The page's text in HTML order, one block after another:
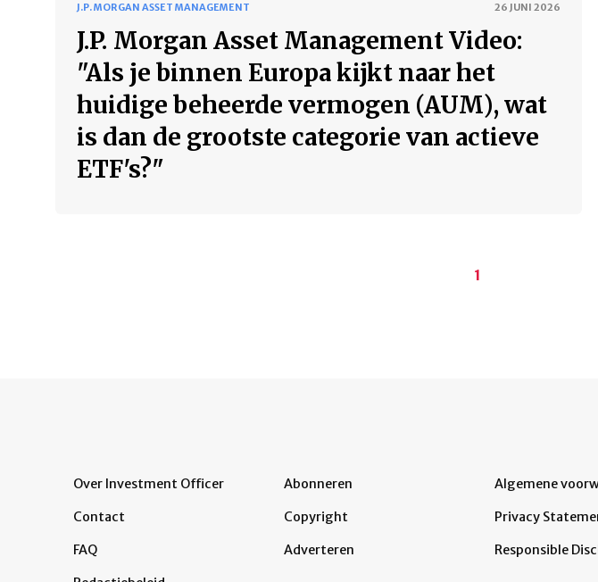
J.P. MORGAN ASSET MANAGEMENT 26 JUNI 2026
J.P. Morgan Asset Management Video:
"Als je binnen Europa kijkt naar het
huidige beheerde vermogen (AUM), wat
is dan de grootste categorie van actieve
ETF's?"
Huidige
1
Over Investment Officer
Contact
FAQ
Abonneren
Copyright
Adverteren
Algemene
Privacy
Responsible